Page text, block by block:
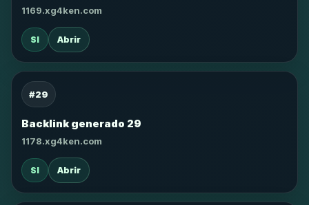
1169.xg4ken.com
SI Abrir
#29
Backlink generado 29
1178.xg4ken.com
SI Abrir